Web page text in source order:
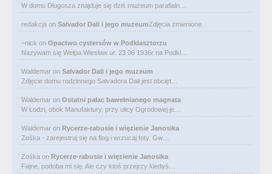
W domu Długosza znajduje się dziś muzeum parafialn…
redakcja on Salvador Dali i jego muzeumZdjęcia zmienione.
~nick on Opactwo cystersów w Podklasztorzu
Nazywam się Wełpa Wiesław ur. 23 06 1936r na Podkl…
Waldemar on Salvador Dali i jego muzeum
Zdjęcie domu rodzinnego Salvadora Dali jest obcięt…
Waldemar on Ostatni pałac bawełnianego magnata
W Łodzi, obok Manufaktury, przy ulicy Ogrodowej je…
Waldemar on Rycerze-rabusie i więzienie Janosika
Zośka - zarejestruj się na flog i wrzucaj foty. Gw…
Zośka on Rycerze-rabusie i więzienie Janosika
Fajne, podoba mi się. Ale czy ktoś przejrzy kiedyś…